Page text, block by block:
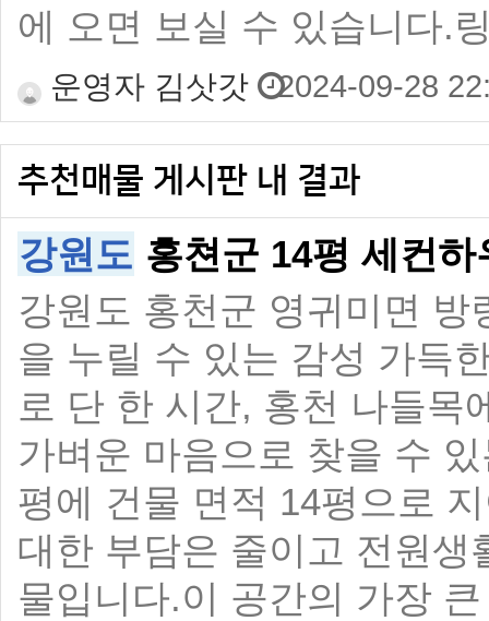
에 오면 보실 수 있습니다.
운영자 김삿갓 2024-09-28
추천매물 게시판 내 결과
강원도 홍쳔군 14평 세컨하
강원도 홍천군 영귀미면
을 누릴 수 있는 감성 가득
로 단 한 시간, 홍천 나들목
가벼운 마음으로 찾을 수
평에 건물 면적 14평으로
대한 부담은 줄이고 전원
물입니다. ​이 공간의 가장